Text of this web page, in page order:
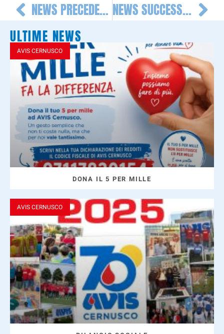
NEWS PRECEDENTE
NEWS SUCCESSIVA
ULTIME NEWS
AVIS CERNUSCO
DONA IL 5 PER MILLE
AVIS CERNUSCO